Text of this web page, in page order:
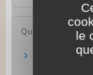
Questions ?
Un salarié
après un
le